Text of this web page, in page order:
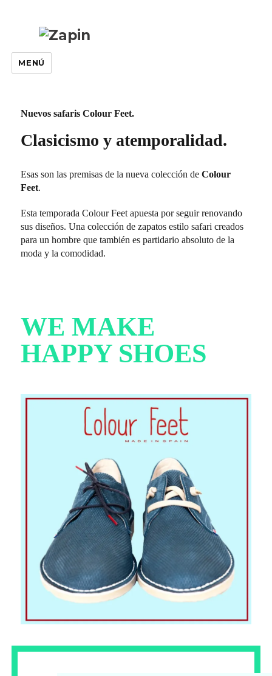
MENÚ
Nuevos safaris Colour Feet.
Clasicismo y atemporalidad.
Esas son las premisas de la nueva colección deColour
Feet.
Esta temporada Colour Feet apuesta por seguir renovando
sus diseños. Una colección de zapatos estilo safari creados
para un hombre que también es partidario absoluto de la
moda y la comodidad.
WE MAKE
HAPPY SHOES